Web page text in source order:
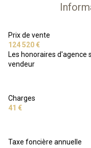
Prix de vente
124 520 €
Les honoraires d'agence
vendeur
Charges
41 €
Taxe foncière annuelle